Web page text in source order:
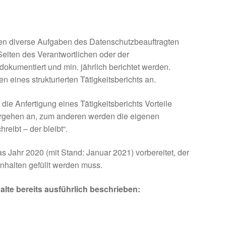
diverse Aufgaben des Datenschutzbeauftragten
des Verantwortlichen oder der
und min. jährlich berichtet werden.
eines strukturierten Tätigkeitsberichts an.
Anfertigung eines Tätigkeitsberichts Vorteile
an, zum anderen werden die eigenen
– der bleibt“.
Jahr 2020 (mit Stand: Januar 2021) vorbereitet, der
gefüllt werden muss.
bereits ausführlich beschrieben: